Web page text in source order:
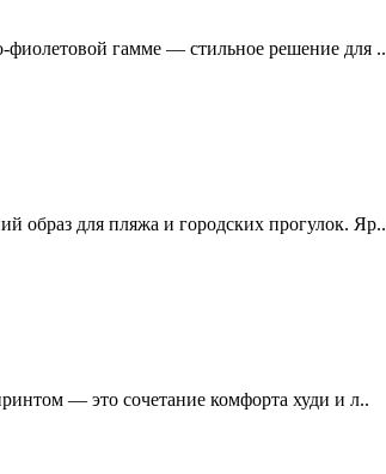
фиолетовой гамме — стильное решение для ..
образ для пляжа и городских прогулок. Яр..
— это сочетание комфорта худи и л..